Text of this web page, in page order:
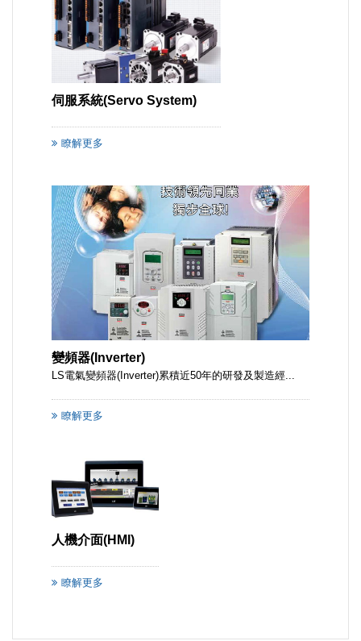
伺服系統(Servo System)
瞭解更多
變頻器(Inverter)
LS電氣變頻器(Inverter)累積近50年的研發及製造經...
瞭解更多
人機介面(HMI)
瞭解更多